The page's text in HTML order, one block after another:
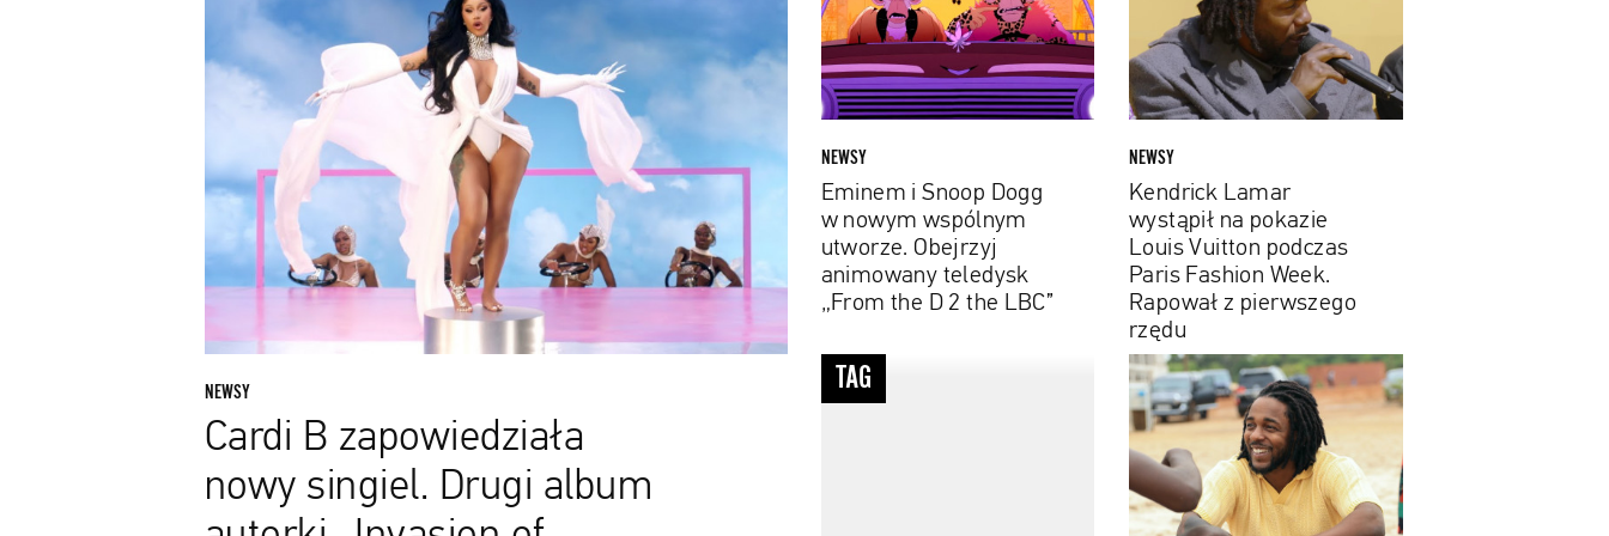
Drugi
of
bliżej
NEWSY
Cardi B zapowiedziała
nowy singiel. Drugi album
Dogg
w
nowym
wspólnym
utworze.
Obejrzyj
animowany
teledysk
„From
the
the
LBC”
NEWSY
Eminem i Snoop Dogg
w nowym wspólnym
utworze. Obejrzyj
animowany teledysk
„From the D 2 the LBC”
pokazie
Louis
Vuitton
podczas
Paris
Fashion
Week.
Rapował
z
pierwszego
rzędu
NEWSY
Kendrick Lamar
wystąpił na pokazie
Louis Vuitton podczas
Paris Fashion Week.
Rapował z pierwszego
rzędu
#nauka
TAG
Kendrick
Lamar
zaprezentował
dokument,
który
nakręcił